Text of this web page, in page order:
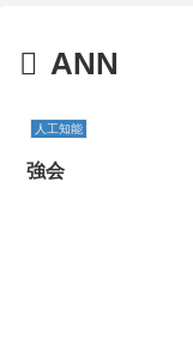
ANN
人工知能
強会